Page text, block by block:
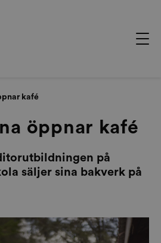
kafé
öppnar kafé
på
säljer sina bakverk på